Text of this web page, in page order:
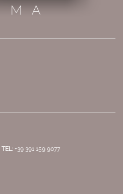
TEL: +39 391 159 9077